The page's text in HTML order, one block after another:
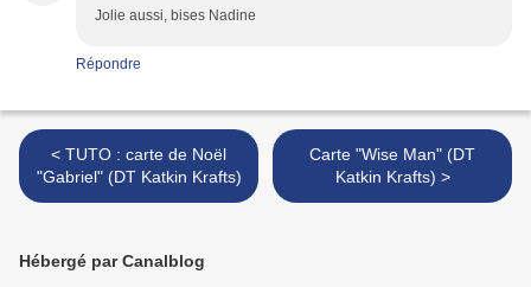
Jolie aussi, bises Nadine
Répondre
< TUTO : carte de Noël
"Gabriel" (DT Katkin Krafts)
Carte "Wise Man" (DT
Katkin Krafts) >
Hébergé par Canalblog